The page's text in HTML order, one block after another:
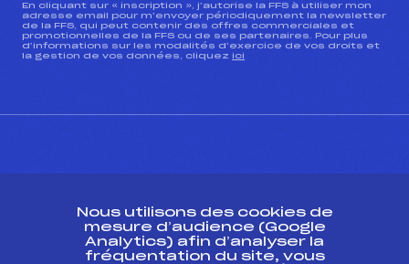
En cliquant sur « inscription », j’autorise la FFS à utiliser mon
adresse email pour m’envoyer périodiquement la newsletter
de la FFS, qui peut contenir des offres commerciales et
promotionnelles de la FFS ou de ses partenaires. Pour plus
d’informations sur les modalités d’exercice de vos droits et
la gestion de vos données, cliquez ici
ESPACE PRESSE
Nous utilisons des cookies de
mesure d’audience (Google
Analytics) afin d’analyser la
fréquentation du site, vous